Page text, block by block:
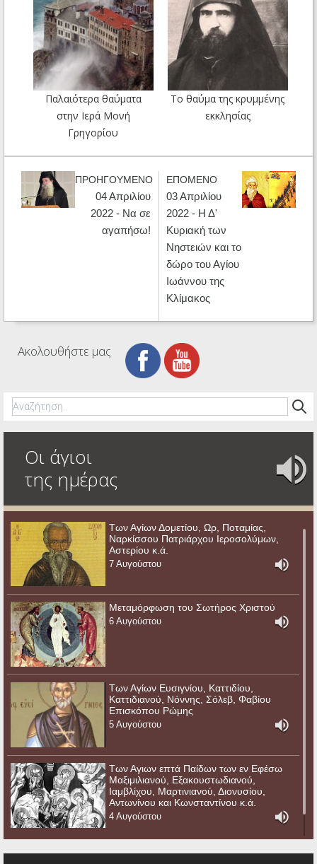
Παλαιότερα θαύματα
στην Ιερά Μονή
Γρηγορίου
Το θαύμα της κρυμμένης
εκκλησίας
ΠΡΟΗΓΟΥΜΕΝΟ
04 Απριλίου
2022 - Nα σε
αγαπήσω!
ΕΠΟΜΕΝΟ
03 Απριλίου
2022 - Η Δ'
Κυριακή των
Νηστειών και το
δώρο του Αγίου
Ιωάννου της
Κλίμακος
Ακολουθήστε μας
Οι άγιοι
της ημέρας
Των Αγίων Δομετίου, Ωρ, Ποταμίας,
Ναρκίσσου Πατριάρχου Ιεροσολύμων,
Αστερίου κ.ά.
7 Αυγούστου
Μεταμόρφωση του Σωτήρος Χριστού
6 Αυγούστου
Των Αγίων Ευσιγνίου, Καττιδίου,
Καττιδιανού, Νόννης, Σόλεβ, Φαβίου
Επισκόπου Ρώμης
5 Αυγούστου
Των Αγιων επτά Παίδων των εν Εφέσω
Μαξιμιλιανού, Εξακουστωδιανού,
Ιαμβλίχου, Μαρτινιανού, Διονυσίου,
Αντωνίνου και Κωνσταντίνου κ.ά.
4 Αυγούστου